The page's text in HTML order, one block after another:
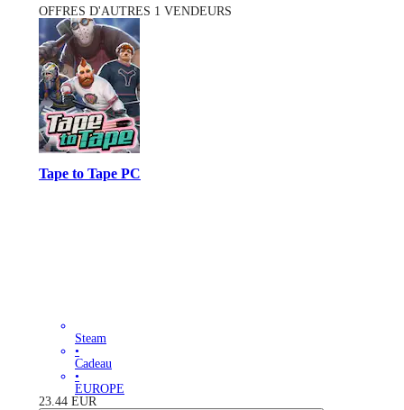
OFFRES D'AUTRES 1 VENDEURS
Tape to Tape PC
Steam
•
Cadeau
•
EUROPE
23.44 EUR